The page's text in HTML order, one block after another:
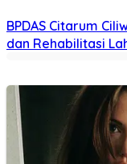
BPDAS Citarum
dan Rehabilitasi